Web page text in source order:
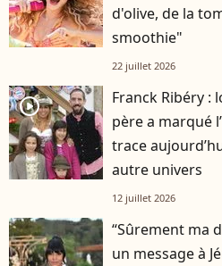
d'olive, de la
smoothie"
22 juillet 2026
player2
Franck Ribéry :
père a marqué
trace
autre univers
12 juillet 2026
“Sûrement ma
un message à